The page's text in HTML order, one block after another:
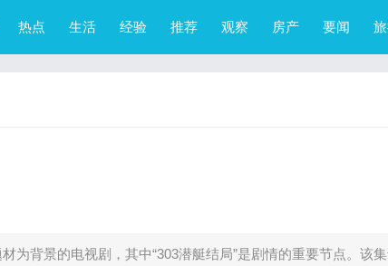
热点 生活 经验 推荐 观察 房产 要闻
为背景的电视剧，其中“303潜艇结局”是剧情的重要节点。该